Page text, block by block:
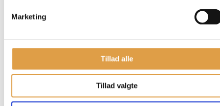
Marketing
Tillad alle
Tillad valgte
På lager 1-3 hverdages levering
Schleich – Kaprosuchus (15025)